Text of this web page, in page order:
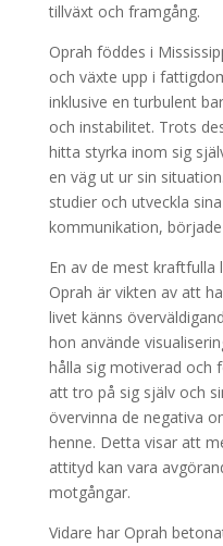
tillväxt och framgång.
Oprah föddes i
och växte upp i
inklusive en turbulent
och instabilitet. Trots
hitta styrka inom sig
en väg ut ur sin
studier och utveckla
kommunikation,
En av de mest kraftfulla
Oprah är vikten av att
livet känns
hon använde
hålla sig motiverad och
att tro på sig själv och
övervinna de negativa
henne. Detta visar att
attityd kan vara
motgångar.
Vidare har Oprah